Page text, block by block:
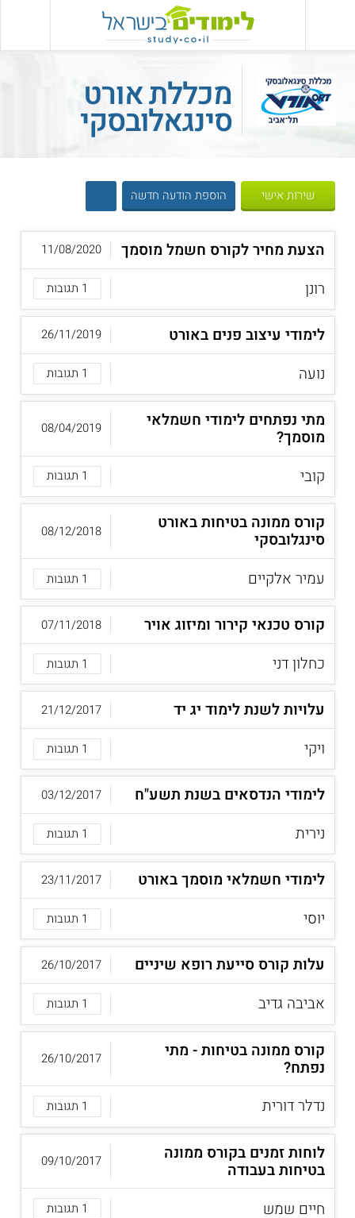
מכללת אורט
סינגאלובסקי
שירות אישי הוספת הודעה חדשה
הצעת מחיר לקורס חשמל מוסמך
רונן
1 תגובות
11/08/2020
לימודי עיצוב פנים באורט
נועה
1 תגובות
26/11/2019
מתי נפתחים לימודי חשמלאי
מוסמך?
קובי
1 תגובות
08/04/2019
קורס ממונה בטיחות באורט
סינגלובסקי
עמיר אלקיים
1 תגובות
08/12/2018
קורס טכנאי קירור ומיזוג אויר
כחלון דני
1 תגובות
07/11/2018
עלויות לשנת לימוד יג יד
ויקי
1 תגובות
21/12/2017
לימודי הנדסאים בשנת תשע"ח
נירית
1 תגובות
03/12/2017
לימודי חשמלאי מוסמך באורט
יוסי
1 תגובות
23/11/2017
עלות קורס סייעת רופא שיניים
אביבה גדיב
1 תגובות
26/10/2017
קורס ממונה בטיחות - מתי
נפתח?
נדלר דורית
1 תגובות
26/10/2017
לוחות זמנים בקורס ממונה
בטיחות בעבודה
חיים שמש
1 תגובות
09/10/2017